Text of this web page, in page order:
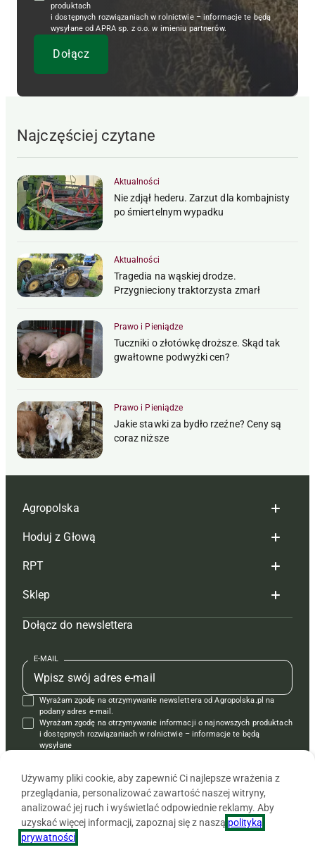
produktach
i dostępnych rozwiązaniach w rolnictwie – informacje te będą
wysyłane od APRA sp. z o.o. w imieniu partnerów.
Najczęściej czytane
Aktualności
Nie zdjął hederu. Zarzut dla kombajnisty
po śmiertelnym wypadku
Aktualności
Tragedia na wąskiej drodze.
Przygnieciony traktorzysta zmarł
Prawo i Pieniądze
Tuczniki o złotówkę droższe. Skąd tak
gwałtowne podwyżki cen?
Prawo i Pieniądze
Jakie stawki za bydło rzeźne? Ceny są
coraz niższe
Agropolska
Redakcja
Reklama
Tagi
Mapa serwisu
Kontakt
Regulamin
Polityka prywatności
Hoduj z Głową
Hoduj z głową bydło
Hoduj z głową świnie
Prenumerata
Redakcja
Kontakt
Reklama
RPT
Redakcja
Prenumerata
Reklama
Kontakt
Krzyżówki
Sklep
Czasopisma i prenumerata
Książki
Regulamin
Dołącz do newslettera
E-MAIL
Wyrażam zgodę na otrzymywanie newslettera od Agropolska.pl na
podany adres e-mail.
Wyrażam zgodę na otrzymywanie informacji o najnowszych produktach
i dostępnych rozwiązaniach w rolnictwie – informacje te będą
wysyłane
Używamy pliki cookie, aby zapewnić Ci najlepsze wrażenia z
przeglądania, personalizować zawartość naszej witryny,
analizować jej ruch i wyświetlać odpowiednie reklamy. Aby
uzyskać więcej informacji, zapoznaj się z naszą polityką
prywatności